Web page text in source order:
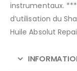
instrumentaux.
d’utilisation du
Huile Absolut